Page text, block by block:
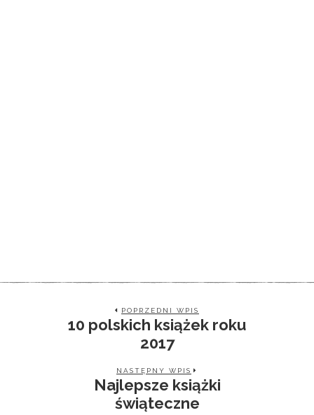
POPRZEDNI WPIS
10 polskich książek roku
2017
NASTĘPNY WPIS
Najlepsze książki
świąteczne